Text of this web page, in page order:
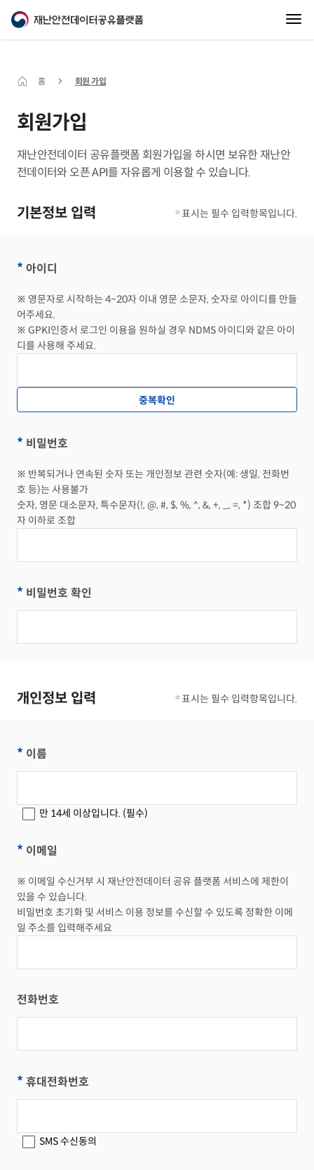
홈 회원 가입
회원가입
재난안전데이터 공유플랫폼 회원가입을 하시면 보유한 재난안
전데이터와 오픈 API를 자유롭게 이용할 수 있습니다.
기본정보 입력 *표시는 필수 입력항목입니다.
* 아이디
※ 영문자로 시작하는 4~20자 이내 영문 소문자, 숫자로 아이디를 만들
어주세요.
※ GPKI인증서 로그인 이용을 원하실 경우 NDMS 아이디와 같은 아이
디를 사용해 주세요.
* 비밀번호
※ 반복되거나 연속된 숫자 또는 개인정보 관련 숫자(예: 생일, 전화번
호 등)는 사용불가
숫자, 영문 대소문자, 특수문자(!, @, #, $, %, ^, &, +, _, =, *) 조합 9~20
자 이하로 조합
* 비밀번호 확인
개인정보 입력 *표시는 필수 입력항목입니다.
* 이름
만 14세 이상입니다. (필수)
* 이메일
※ 이메일 수신거부 시 재난안전데이터 공유 플랫폼 서비스에 제한이
있을 수 있습니다.
비밀번호 초기화 및 서비스 이용 정보를 수신할 수 있도록 정확한 이메
일 주소를 입력해주세요
전화번호
* 휴대전화번호
SMS 수신동의